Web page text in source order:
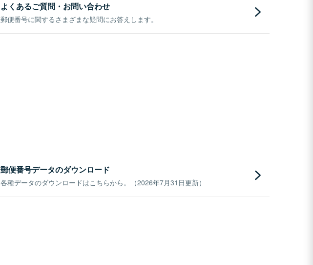
よくあるご質問・お問い合わせ
郵便番号に関するさまざまな疑問にお答えします。
郵便番号データのダウンロード
各種データのダウンロードはこちらから。（2026年7月31日更新）